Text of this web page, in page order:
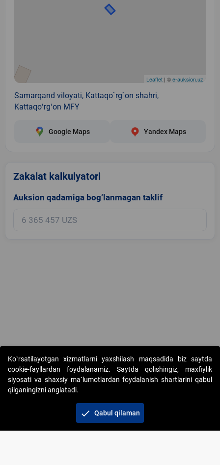
Leaflet | ©e-auksion.uz
Samarqand viloyati, Kattaqo`rg`on shahri,
Kattaqoʻrgʻon MFY
Google Maps Yandex Maps
Zakalat kalkulyatori
Auksion qadamiga bog‘lanmagan taklif
Copyright © 2017-2026. "Elektron onlayn-auksionlarni tashkil etish"
AJ. Barcha huquqlar himoyalangan
+998 71 202-21-11
Ko`rsatilayotgan xizmatlarni yaxshilash maqsadida biz saytda
cookie-fayllardan foydalanamiz. Saytda qolishingiz, maxfiylik
siyosati va shaxsiy ma`lumotlardan foydalanish shartlarini qabul
qilganingizni anglatadi.
check Qabul qilaman